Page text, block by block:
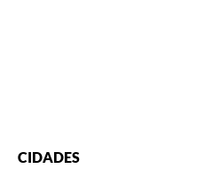
CIDADES